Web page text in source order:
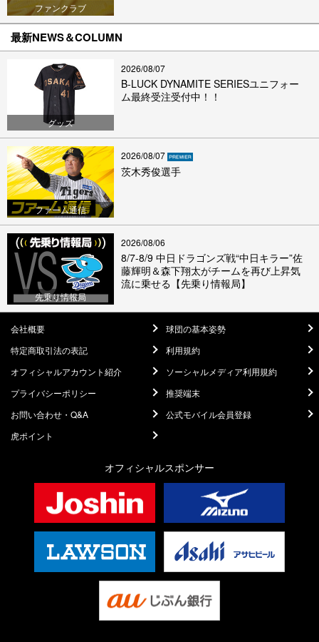
ファンクラブ
最新NEWS＆COLUMN
グッズ
2026/08/07
B-LUCK DYNAMITE SERIESユニフォー
ム最終受注受付中！！
ファーム通信
2026/08/07
茨木秀俊選手
先乗り情報局
2026/08/06
8/7-8/9 中日ドラゴンズ戦“中日キラー”佐
藤輝明＆森下翔太がチームを再び上昇気
流に乗せる【先乗り情報局】
会社概要
球団の基本姿勢
特定商取引法の表記
利用規約
オフィシャルアカウント紹介
ソーシャルメディア利用規約
プライバシーポリシー
推奨端末
お問い合わせ・Q&A
公式モバイル会員登録
虎ポイント
オフィシャルスポンサー